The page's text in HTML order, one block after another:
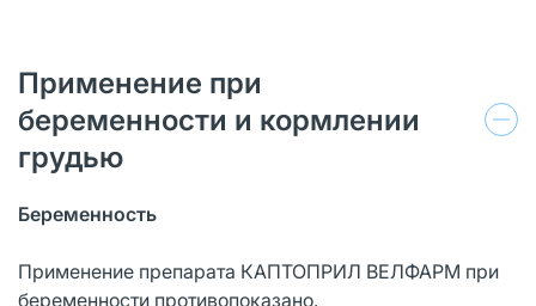
Применение при
беременности и кормлении
грудью
Беременность
Применение препарата КАПТОПРИЛ ВЕЛФАРМ при
беременности противопоказано.